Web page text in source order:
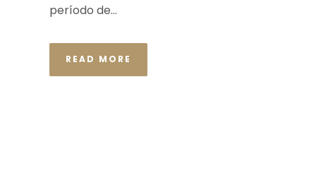
período de...
READ MORE